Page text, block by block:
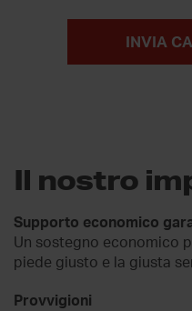
INVIA
Il nostro
Supporto economico
Un sostegno economico
piede giusto e la giusta
Provvigioni